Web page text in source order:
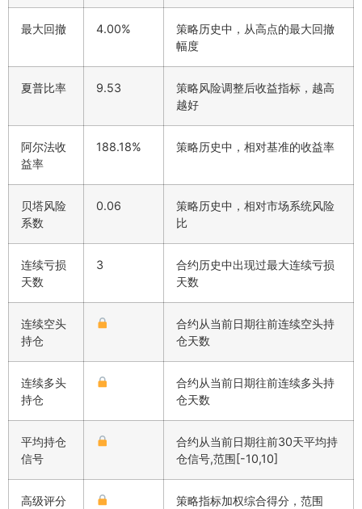
最大回撤 4.00%
策略历史中，从高点的最大回撤
幅度
夏普比率 9.53
策略风险调整后收益指标，越高
越好
阿尔法收
益率
188.18% 策略历史中，相对基准的收益率
贝塔风险
系数
0.06
策略历史中，相对市场系统风险
比
连续亏损
天数
3
合约历史中出现过最大连续亏损
天数
连续空头
持仓
合约从当前日期往前连续空头持
仓天数
连续多头
持仓
合约从当前日期往前连续多头持
仓天数
平均持仓
信号
合约从当前日期往前30天平均持
仓信号,范围[-10,10]
高级评分
策略指标加权综合得分，范围